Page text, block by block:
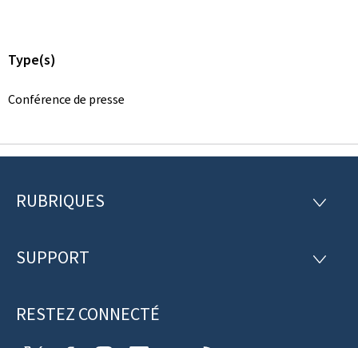
Type(s)
Conférence de presse
P
e
d
RUBRIQUES
R
R
SUPPORT
S
RESTEZ CONNECTÉ